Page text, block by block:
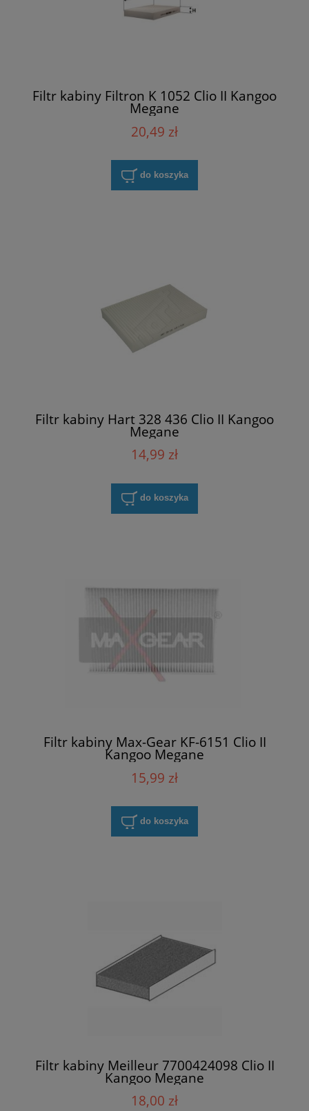
Filtr kabiny Filtron K 1052 Clio II Kangoo
Megane
20,49 zł
do koszyka
Filtr kabiny Hart 328 436 Clio II Kangoo
Megane
14,99 zł
do koszyka
Filtr kabiny Max-Gear KF-6151 Clio II
Kangoo Megane
15,99 zł
do koszyka
Filtr kabiny Meilleur 7700424098 Clio II
Kangoo Megane
18,00 zł